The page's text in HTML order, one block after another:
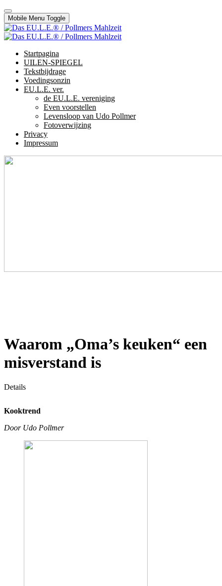
Mobile Menu Toggle
Startpagina
UILEN-SPIEGEL
Tekstbijdrage
Voedingsonzin
EU.L.E. ver.
de EU.L.E. vereniging
Even voorstellen
Levensloop van Udo Pollmer
Fotoverwijzing
Privacy
Impressum
Waarom „Oma’s keuken“ een
misverstand is
Details
Kooktrend
Door Udo Pollmer